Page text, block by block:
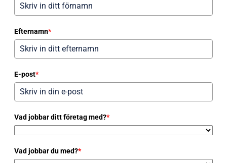
Efternamn*
E-post*
Vad jobbar ditt företag med?*
Vad jobbar du med?*